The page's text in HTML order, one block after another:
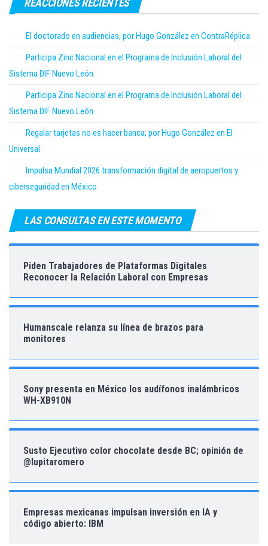
REACCIONES RECIENTES
El doctorado en audiencias, por Hugo González en ContraRéplica
Participa Zinc Nacional en el Programa de Inclusión Laboral del
Sistema DIF Nuevo León
Participa Zinc Nacional en el Programa de Inclusión Laboral del
Sistema DIF Nuevo León
Regalar tarjetas no es hacer banca; por Hugo González en El
Universal
Impulsa Mundial 2026 transformación digital de aeropuertos y
ciberseguridad en México
LAS CONSULTAS EN ESTE MOMENTO
Piden Trabajadores de Plataformas Digitales
Reconocer la Relación Laboral con Empresas
Humanscale relanza su línea de brazos para
monitores
Sony presenta en México los audífonos inalámbricos
WH-XB910N
Susto Ejecutivo color chocolate desde BC; opinión de
@lupitaromero
Empresas mexicanas impulsan inversión en IA y
código abierto: IBM